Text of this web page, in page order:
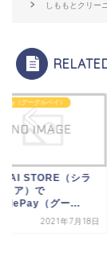
しももとクリー
（グーグルペイ）
でGooglePay（グ
ルペイ）って使える
2021年3月27日